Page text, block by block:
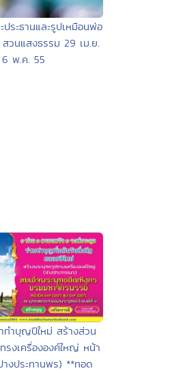
ระธานและรูปเหมือนพ่อ
วนแสงธรรม 29 เม.ย.
6 พ.ค. 55
ำบุญปีใหม่ สร้างส่วน
รงเครื่ององค์ใหญ่ หน้า
งประทานพร) **ทอด